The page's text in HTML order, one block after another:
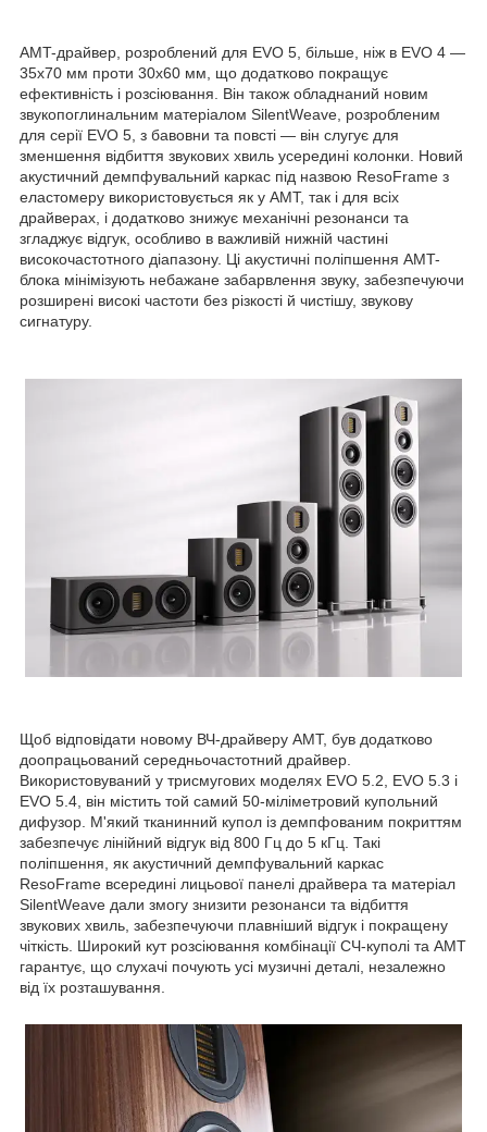
AMT-драйвер, розроблений для EVO 5, більше, ніж в EVO 4 —
35x70 мм проти 30x60 мм, що додатково покращує
ефективність і розсіювання. Він також обладнаний новим
звукопоглинальним матеріалом SilentWeave, розробленим
для серії EVO 5, з бавовни та повсті — він слугує для
зменшення відбиття звукових хвиль усередині колонки. Новий
акустичний демпфувальний каркас під назвою ResoFrame з
еластомеру використовується як у AMT, так і для всіх
драйверах, і додатково знижує механічні резонанси та
згладжує відгук, особливо в важливій нижній частині
високочастотного діапазону. Ці акустичні поліпшення AMT-
блока мінімізують небажане забарвлення звуку, забезпечуючи
розширені високі частоти без різкості й чистішу, звукову
сигнатуру.
Щоб відповідати новому ВЧ-драйверу AMT, був додатково
доопрацьований середньочастотний драйвер.
Використовуваний у трисмугових моделях EVO 5.2, EVO 5.3 і
EVO 5.4, він містить той самий 50-міліметровий купольний
дифузор. М'який тканинний купол із демпфованим покриттям
забезпечує лінійний відгук від 800 Гц до 5 кГц. Такі
поліпшення, як акустичний демпфувальний каркас
ResoFrame всередині лицьової панелі драйвера та матеріал
SilentWeave дали змогу знизити резонанси та відбиття
звукових хвиль, забезпечуючи плавніший відгук і покращену
чіткість. Широкий кут розсіювання комбінації СЧ-куполі та AMT
гарантує, що слухачі почують усі музичні деталі, незалежно
від їх розташування.